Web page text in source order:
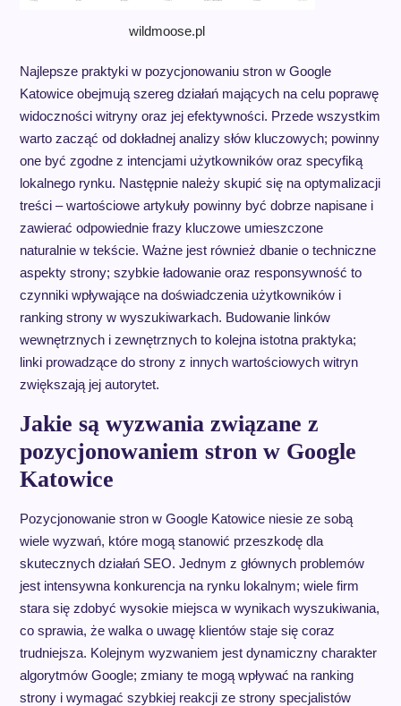
wildmoose.pl
Najlepsze praktyki w pozycjonowaniu stron w Google
Katowice obejmują szereg działań mających na celu poprawę
widoczności witryny oraz jej efektywności. Przede wszystkim
warto zacząć od dokładnej analizy słów kluczowych; powinny
one być zgodne z intencjami użytkowników oraz specyfiką
lokalnego rynku. Następnie należy skupić się na optymalizacji
treści – wartościowe artykuły powinny być dobrze napisane i
zawierać odpowiednie frazy kluczowe umieszczone
naturalnie w tekście. Ważne jest również dbanie o techniczne
aspekty strony; szybkie ładowanie oraz responsywność to
czynniki wpływające na doświadczenia użytkowników i
ranking strony w wyszukiwarkach. Budowanie linków
wewnętrznych i zewnętrznych to kolejna istotna praktyka;
linki prowadzące do strony z innych wartościowych witryn
zwiększają jej autorytet.
Jakie są wyzwania związane z
pozycjonowaniem stron w Google
Katowice
Pozycjonowanie stron w Google Katowice niesie ze sobą
wiele wyzwań, które mogą stanowić przeszkodę dla
skutecznych działań SEO. Jednym z głównych problemów
jest intensywna konkurencja na rynku lokalnym; wiele firm
stara się zdobyć wysokie miejsca w wynikach wyszukiwania,
co sprawia, że walka o uwagę klientów staje się coraz
trudniejsza. Kolejnym wyzwaniem jest dynamiczny charakter
algorytmów Google; zmiany te mogą wpływać na ranking
strony i wymagać szybkiej reakcji ze strony specjalistów